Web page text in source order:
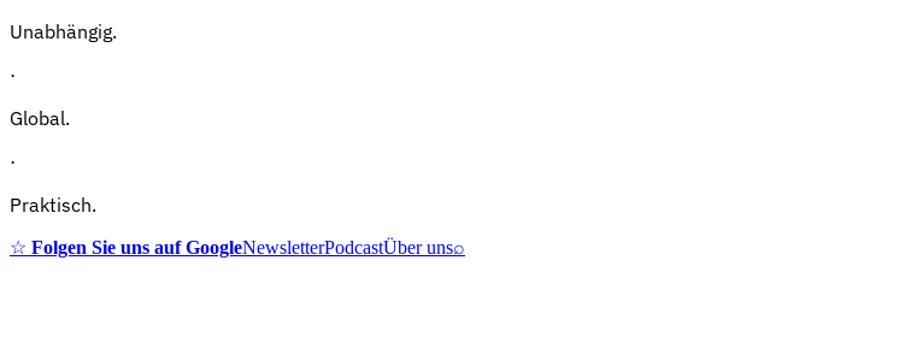
Unabhängig.
·
Global.
·
Praktisch.
☆ Folgen Sie uns auf GoogleNewsletterPodcastÜber uns⌕